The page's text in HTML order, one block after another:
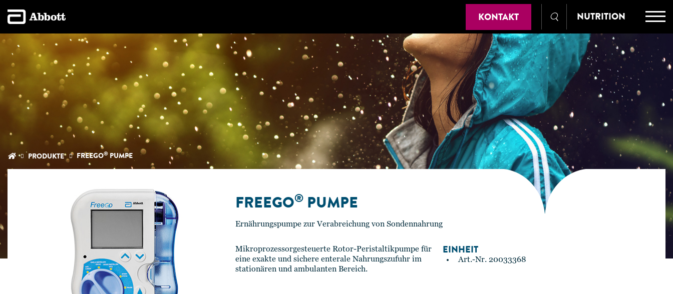
KONTAKT NUTRITION
PRODUKTE FREEGO® PUMPE
FREEGO®PUMPE
Ernährungspumpe zur Verabreichung von Sondennahrung
Mikroprozessorgesteuerte Rotor-Peristaltikpumpe für
eine exakte und sichere enterale Nahrungszufuhr im
stationären und ambulanten Bereich.
EINHEIT
Art.-Nr. 20033368